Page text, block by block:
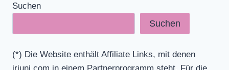
Suchen
Suchen
(*) Die Website enthält Affiliate Links, mit denen